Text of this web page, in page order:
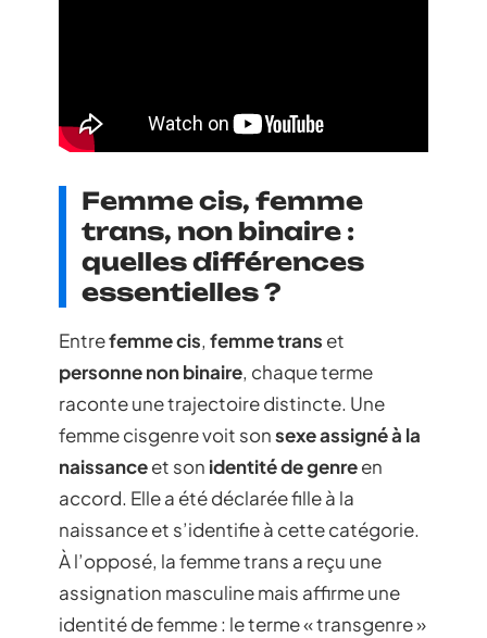
Femme cis, femme
trans, non binaire :
quelles différences
essentielles ?
Entrefemme cis, femme trans et
personne non binaire, chaque terme
raconte une trajectoire distincte. Une
femme cisgenre voit sonsexe assigné à la
naissanceet son identité de genreen
accord. Elle a été déclarée fille à la
naissance et s’identifie à cette catégorie.
À l’opposé, la femme trans a reçu une
assignation masculine mais affirme une
identité de femme : le terme « transgenre »